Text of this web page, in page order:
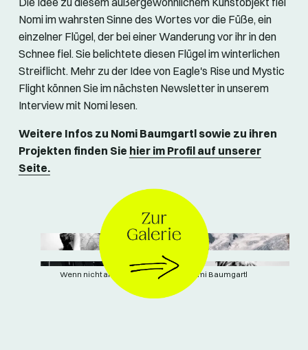
Nomi im wahrsten Sinne des Wortes vor die Füße, ein
einzelner Flügel, der bei einer Wanderung vor ihr in den
Schnee fiel. Sie belichtete diesen Flügel im winterlichen
Streiflicht. Mehr zu der Idee von Eagle's Rise und Mystic
Flight können Sie im nächsten Newsletter in unserem
Interview mit Nomi lesen.
Weitere Infos zu Nomi Baumgartl sowie zu ihren
Projekten finden Sie hier im Profil auf unserer
Seite.
Wenn nicht anders angegeben: © Nomi Baumgartl